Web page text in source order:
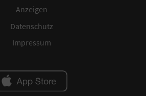
Anzeigen
Datenschutz
Impressum